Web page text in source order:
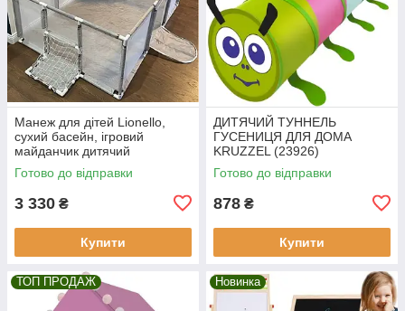
Манеж для дітей Lionello,
сухий басейн, ігровий
майданчик дитячий
майданчик
Готово до відправки
3 330 ₴
Купити
ДИТЯЧИЙ ТУННЕЛЬ
ГУСЕНИЦЯ ДЛЯ ДОМА
KRUZZEL (23926)
Готово до відправки
878 ₴
Купити
ТОП ПРОДАЖ Новинка